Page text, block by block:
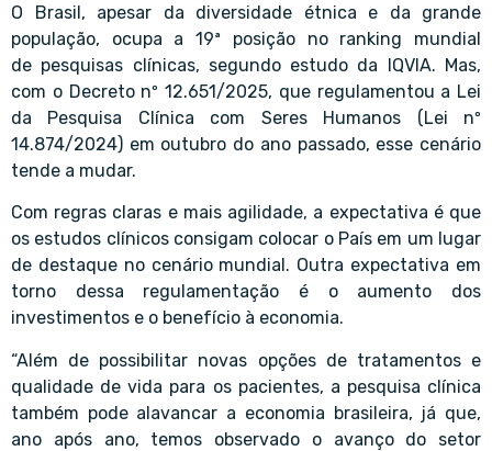
O Brasil, apesar da diversidade étnica e da grande
população, ocupa a 19ª posição no ranking mundial
de pesquisas clínicas, segundo estudo da IQVIA. Mas,
com o Decreto nº 12.651/2025, que regulamentou a Lei
da Pesquisa Clínica com Seres Humanos (Lei nº
14.874/2024) em outubro do ano passado, esse cenário
tende a mudar.
Com regras claras e mais agilidade, a expectativa é que
os estudos clínicos consigam colocar o País em um lugar
de destaque no cenário mundial. Outra expectativa em
torno dessa regulamentação é o aumento dos
investimentos e o benefício à economia.
“Além de possibilitar novas opções de tratamentos e
qualidade de vida para os pacientes, a pesquisa clínica
também pode alavancar a economia brasileira, já que,
ano após ano, temos observado o avanço do setor